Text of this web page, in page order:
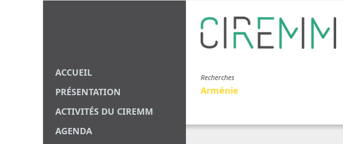
ACCUEIL
PRÉSENTATION
ACTIVITÉS DU CIREMM
AGENDA
Recherches
Arménie